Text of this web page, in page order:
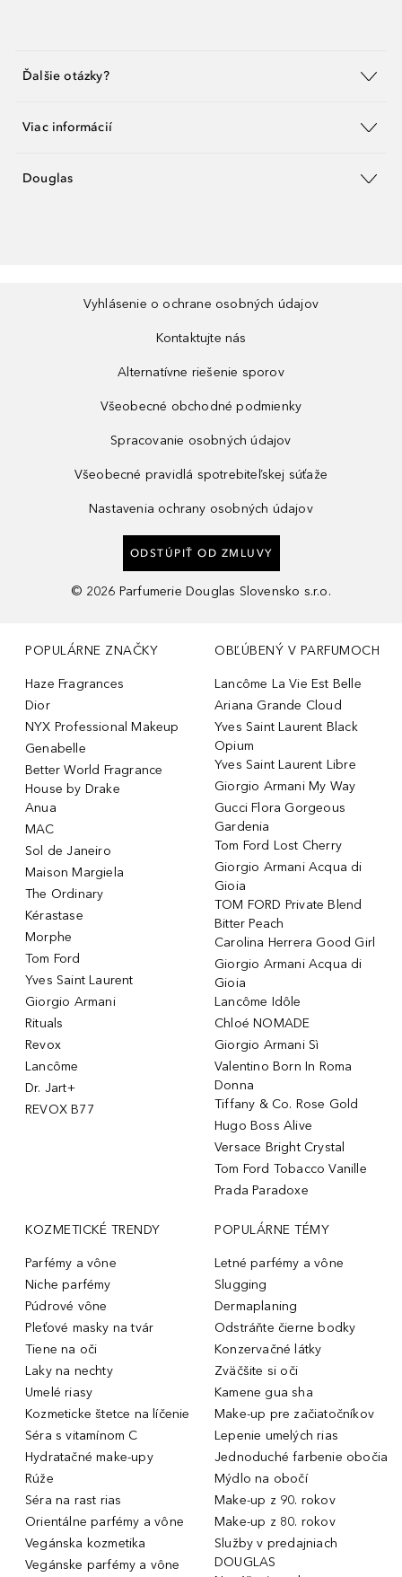
Ďalšie otázky?
Viac informácií
Douglas
Vyhlásenie o ochrane osobných údajov
Kontaktujte nás
Alternatívne riešenie sporov
Všeobecné obchodné podmienky
Spracovanie osobných údajov
Všeobecné pravidlá spotrebiteľskej súťaže
Nastavenia ochrany osobných údajov
ODSTÚPIŤ OD ZMLUVY
© 2026 Parfumerie Douglas Slovensko s.r.o.
POPULÁRNE ZNAČKY
Haze Fragrances
Dior
NYX Professional Makeup
Genabelle
Better World Fragrance
House by Drake
Anua
MAC
Sol de Janeiro
Maison Margiela
The Ordinary
Kérastase
Morphe
Tom Ford
Yves Saint Laurent
Giorgio Armani
Rituals
Revox
Lancôme
Dr. Jart+
REVOX B77
OBĽÚBENÝ V PARFUMOCH
Lancôme La Vie Est Belle
Ariana Grande Cloud
Yves Saint Laurent Black
Opium
Yves Saint Laurent Libre
Giorgio Armani My Way
Gucci Flora Gorgeous
Gardenia
Tom Ford Lost Cherry
Giorgio Armani Acqua di
Gioia
TOM FORD Private Blend
Bitter Peach
Carolina Herrera Good Girl
Giorgio Armani Acqua di
Gioia
Lancôme Idôle
Chloé NOMADE
Giorgio Armani Sì
Valentino Born In Roma
Donna
Tiffany & Co. Rose Gold
Hugo Boss Alive
Versace Bright Crystal
Tom Ford Tobacco Vanille
Prada Paradoxe
KOZMETICKÉ TRENDY
Parfémy a vône
Niche parfémy
Púdrové vône
Pleťové masky na tvár
Tiene na oči
Laky na nechty
Umelé riasy
Kozmeticke štetce na líčenie
Séra s vitamínom C
Hydratačné make-upy
Rúže
Séra na rast rias
Orientálne parfémy a vône
Vegánska kozmetika
Vegánske parfémy a vône
POPULÁRNE TÉMY
Letné parfémy a vône
Slugging
Dermaplaning
Odstráňte čierne bodky
Konzervačné látky
Zväčšite si oči
Kamene gua sha
Make-up pre začiatočníkov
Lepenie umelých rias
Jednoduché farbenie obočia
Mýdlo na obočí
Make-up z 90. rokov
Make-up z 80. rokov
Služby v predajniach
DOUGLAS